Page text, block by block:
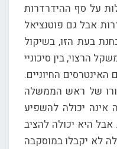
על סף ההידרדרות
אבל גם פוטנציאל
בעת הזו, בשיקול
הרצוי, בין סיכוניי
החיוניים.
של ראש הממשלה
אינה יכולה להשפיע
היא יכולה להציב
לא יקבלו במוסקבה